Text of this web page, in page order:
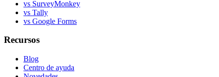
vs SurveyMonkey
vs Tally
vs Google Forms
Recursos
Blog
Centro de ayuda